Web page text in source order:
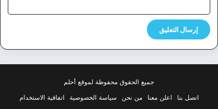
جميع الحقوق محفوظة لموقع أحلم
اتصل بنا
اعلن معنا من نحن سياسة الخصوصية اتفاقية الاستخدام